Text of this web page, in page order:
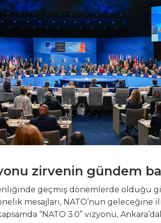
zirvenin gündem
geçmiş dönemlerde olduğu
mesajları, NATO’nun geleceğine
“NATO 3.0” vizyonu,